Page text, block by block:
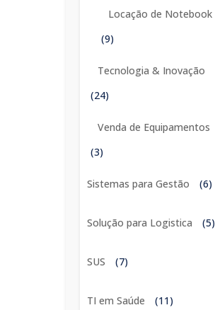
Locação de Notebook
(9)
Tecnologia & Inovação
(24)
Venda de Equipamentos
(3)
Sistemas para Gestão (6)
Solução para Logistica (5)
SUS (7)
TI em Saúde (11)